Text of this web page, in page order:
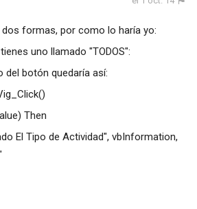
formas, por como lo haría yo:
uno llamado "TODOS":
del botón quedaría así:
Then
El Tipo de Actividad", vbInformation,